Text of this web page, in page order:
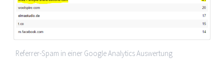
Referrer-Spam in einer Google Analytics Auswertung